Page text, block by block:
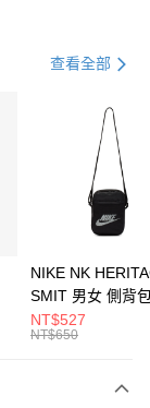
21家銀行
查看全部
NIKE NK
SMIT 男女 側背
BA5871010
NT$527
NT$650